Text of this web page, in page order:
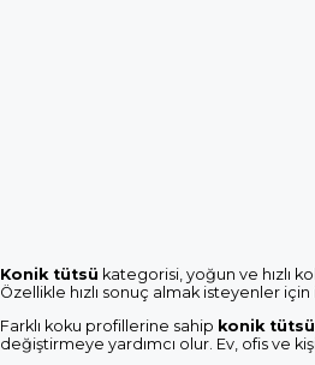
Konik tütsü kategorisi, yoğun ve hızlı
Özellikle hızlı sonuç almak isteyenler
Farklı koku profillerine sahip konik
değiştirmeye yardımcı olur. Ev, ofis ve